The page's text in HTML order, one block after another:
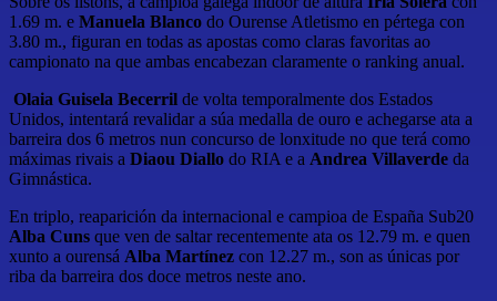
1.69 m. e Manuela Blanco do Ourense Atletismo en pértega con
3.80 m., figuran en todas as apostas como claras favoritas ao
campionato na que ambas encabezan claramente o ranking anual.
Olaia Guisela Becerril de volta temporalmente dos Estados
Unidos, intentará revalidar a súa medalla de ouro e achegarse ata a
barreira dos 6 metros nun concurso de lonxitude no que terá como
máximas rivais a Diaou Diallo do RIA e a Andrea Villaverde da
Gimnástica.
En triplo, reaparición da internacional e campioa de España Sub20
Alba Cuns que ven de saltar recentemente ata os 12.79 m. e quen
xunto a ourensá Alba Martínez con 12.27 m., son as únicas por
riba da barreira dos doce metros neste ano.